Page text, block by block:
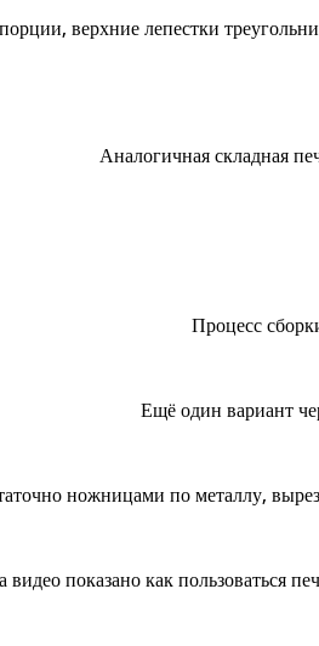
верхние лепестки
Аналогичная складная
Процесс
Ещё один вариант
ножницами по металлу,
видео показано как пользоваться